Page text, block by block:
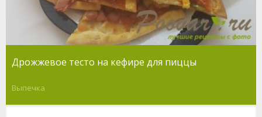
Дрожжевое тесто на кефире для пиццы
Выпечка